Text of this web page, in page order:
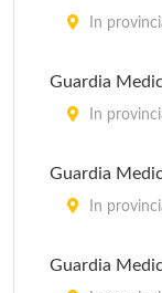
In
Guardia
In
Guardia
In
Guardia